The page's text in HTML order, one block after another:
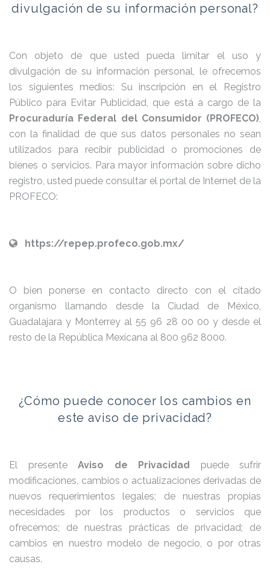
divulgación de su información personal?
Con objeto de que usted pueda limitar el uso y
divulgación de su información personal, le ofrecemos
los siguientes medios: Su inscripción en el Registro
Público para Evitar Publicidad, que está a cargo de la
Procuraduría Federal del Consumidor (PROFECO),
con la finalidad de que sus datos personales no sean
utilizados para recibir publicidad o promociones de
bienes o servicios. Para mayor información sobre dicho
registro, usted puede consultar el portal de Internet de la
PROFECO:
https://repep.profeco.gob.mx/
O bien ponerse en contacto directo con el citado
organismo llamando desde la Ciudad de México,
Guadalajara y Monterrey al 55 96 28 00 00 y desde el
resto de la República Mexicana al 800 962 8000.
¿Cómo puede conocer los cambios en
este aviso de privacidad?
El presente Aviso de Privacidad
puede sufrir
modificaciones, cambios o actualizaciones derivadas de
nuevos requerimientos legales; de nuestras propias
necesidades por los productos o servicios que
ofrecemos; de nuestras prácticas de privacidad; de
cambios en nuestro modelo de negocio, o por otras
causas.